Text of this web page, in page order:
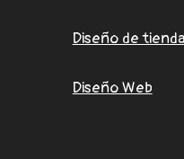
Diseño de
Diseño Web